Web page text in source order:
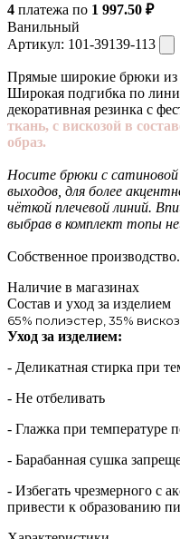
4 платежа по 1 997.50 ₽
Ванильный
Артикул: 101-39139-113
Прямые широкие брюки из
Широкая подгибка по
декоративная резинка с
ткань, с вискозой в
образ.
Носите брюки с сатиновой
выходов, для более
чёткой плечевой линий.
выбрав в комплект топы
Собственное
Наличие в магазинах
Состав и уход за изделием
65% полиэстер, 35%
Уход за изделием:
- Деликатная стирка при
- Не отбеливать
- Глажка при температуре
- Барабанная сушка
- Избегать чрезмерного c
привести к образованию